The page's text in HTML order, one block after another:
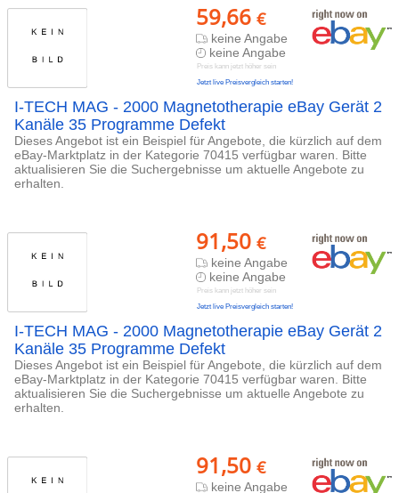
59,66 €
keine Angabe
keine Angabe
Preis kann jetzt höher sein
Jetzt live Preisvergleich starten!
I-TECH MAG - 2000 Magnetotherapie eBay Gerät 2
Kanäle 35 Programme Defekt
Dieses Angebot ist ein Beispiel für Angebote, die kürzlich auf dem
eBay-Marktplatz in der Kategorie 70415 verfügbar waren. Bitte
aktualisieren Sie die Suchergebnisse um aktuelle Angebote zu
erhalten.
91,50 €
keine Angabe
keine Angabe
Preis kann jetzt höher sein
Jetzt live Preisvergleich starten!
I-TECH MAG - 2000 Magnetotherapie eBay Gerät 2
Kanäle 35 Programme Defekt
Dieses Angebot ist ein Beispiel für Angebote, die kürzlich auf dem
eBay-Marktplatz in der Kategorie 70415 verfügbar waren. Bitte
aktualisieren Sie die Suchergebnisse um aktuelle Angebote zu
erhalten.
91,50 €
keine Angabe